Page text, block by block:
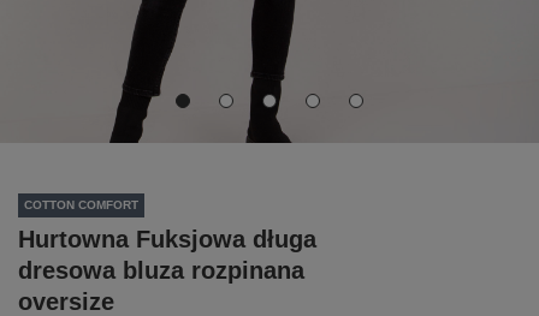
COTTON COMFORT
Hurtowna Fuksjowa długa
dresowa bluza rozpinana
oversize